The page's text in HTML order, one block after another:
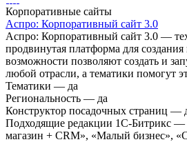
Корпоративные сайты
Аспро: Корпоративный сайт 3.0
Аспро: Корпоративный сайт 3.0 —
продвинутая платформа для создания
возможности позволяют создать и
любой отрасли, а тематики помогут
Тематики — да
Региональность — да
Конструктор посадочных страниц —
Подходящие редакции 1С-Битрикс —
магазин + CRM», «Малый бизнес»,